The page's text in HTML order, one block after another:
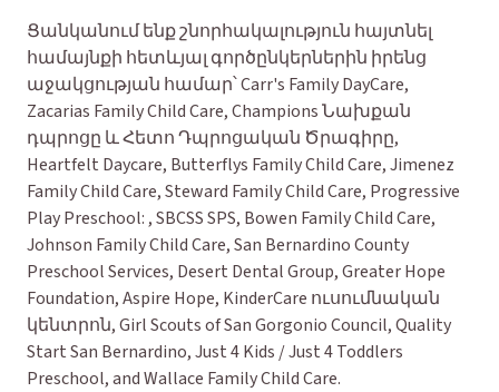
Ցանկանում ենք շնորհակալություն հայտնել
համայնքի հետևյալ գործընկերներին իրենց
աջակցության համար՝ Carr's Family DayCare,
Zacarias Family Child Care, Champions Նախքան
դպրոցը և Հետո Դպրոցական Ծրագիրը,
Heartfelt Daycare, Butterflys Family Child Care, Jimenez
Family Child Care, Steward Family Child Care, Progressive
Play Preschool: , SBCSS SPS, Bowen Family Child Care,
Johnson Family Child Care, San Bernardino County
Preschool Services, Desert Dental Group, Greater Hope
Foundation, Aspire Hope, KinderCare ուսումնական
կենտրոն, Girl Scouts of San Gorgonio Council, Quality
Start San Bernardino, Just 4 Kids / Just 4 Toddlers
Preschool, and Wallace Family Child Care.